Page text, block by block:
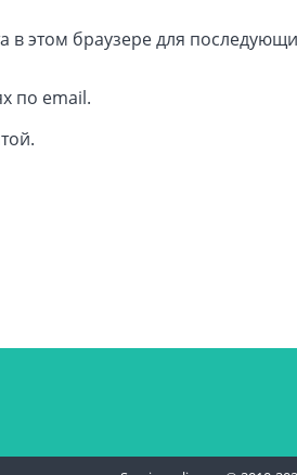
в этом браузере для
по email.